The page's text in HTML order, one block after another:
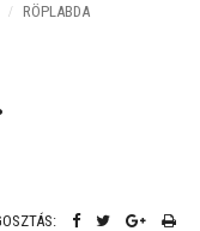
RÖPLABDA